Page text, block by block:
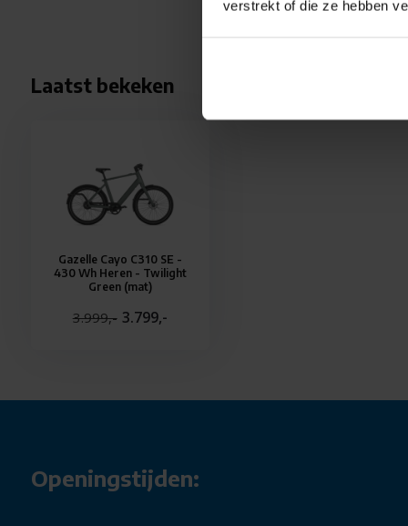
verstrekt of die ze hebben
beweeg je altijd soepel en snel door de stad.
E-Bike: Ja
Frame vorm: High-Step
Kleurnaam primair: twilight green
Zithouding: Actief
VRAAG & AANBOD
Categorie: Connect fiets, Elektrische fietsen,
Laatst bekeken
Gazelle Cayo C310 SE -
430 Wh Heren - Twilight
Green (mat)
3.999,- 3.799,-
Openingstijden: